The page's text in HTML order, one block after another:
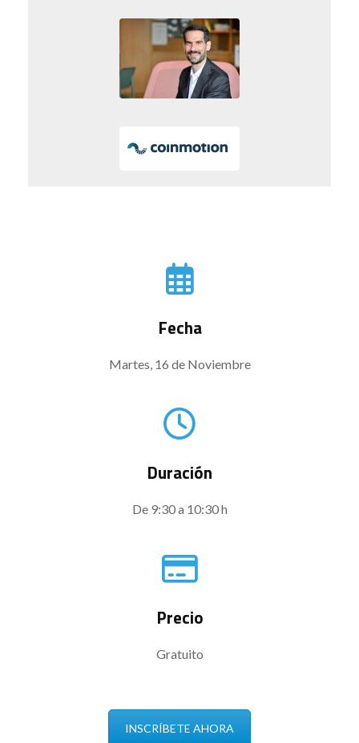
Fecha
Martes, 16 de Noviembre
Duración
De 9:30 a 10:30 h
Precio
Gratuito
INSCRÍBETE AHORA